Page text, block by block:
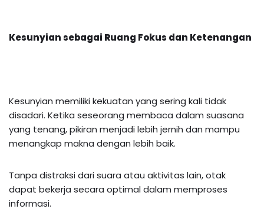
Kesunyian sebagai Ruang Fokus dan Ketenangan
Kesunyian memiliki kekuatan yang sering kali tidak
disadari. Ketika seseorang membaca dalam suasana
yang tenang, pikiran menjadi lebih jernih dan mampu
menangkap makna dengan lebih baik.
Tanpa distraksi dari suara atau aktivitas lain, otak
dapat bekerja secara optimal dalam memproses
informasi.